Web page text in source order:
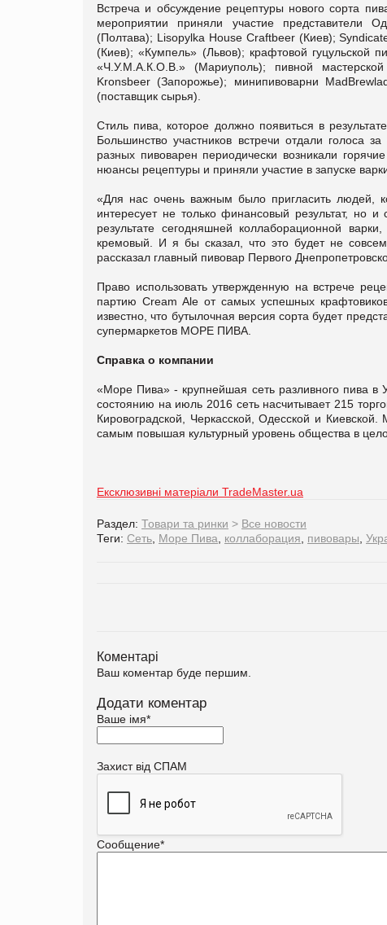
Встреча и обсуждение рецептуры нового сорта
мероприятии приняли участие представители
(Полтава); Lisopylka House Craftbeer (Киев);
(Киев); «Кумпель» (Львов); крафтовой гуцульской
«Ч.У.М.А.К.О.В.» (Мариуполь); пивной
Kronsbeer (Запорожье); минипивоварни
(поставщик сырья).
Стиль пива, которое должно появиться в
Большинство участников встречи отдали голоса
разных пивоварен периодически возникали
нюансы рецептуры и приняли участие в запуске
«Для нас очень важным было пригласить людей,
интересует не только финансовый результат, но
результате сегодняшней коллаборационной
кремовый. И я бы сказал, что это будет не
рассказал главный пивовар Первого
Право использовать утвержденную на встрече
партию Cream Ale от самых успешных
известно, что бутылочная версия сорта будет
супермаркетов МОРЕ ПИВА.
Справка о компании
«Море Пива» - крупнейшая сеть разливного пива в
состоянию на июль 2016 сеть насчитывает 215
Кировоградской, Черкасской, Одесской и
самым повышая культурный уровень общества в
Ексклюзивні матеріали TradeMaster.ua
Раздел: Товари та ринки > Все новости
Теги: Сеть Море Пива коллаборация пивовары
Коментарі
Ваш коментар буде першим.
Додати коментар
Ваше імя*
Захист від СПАМ
Сообщение*